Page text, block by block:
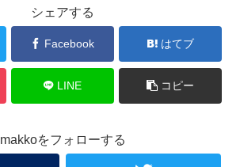
シェアする
Facebook はてブ
LINE コピー
makkoをフォローする